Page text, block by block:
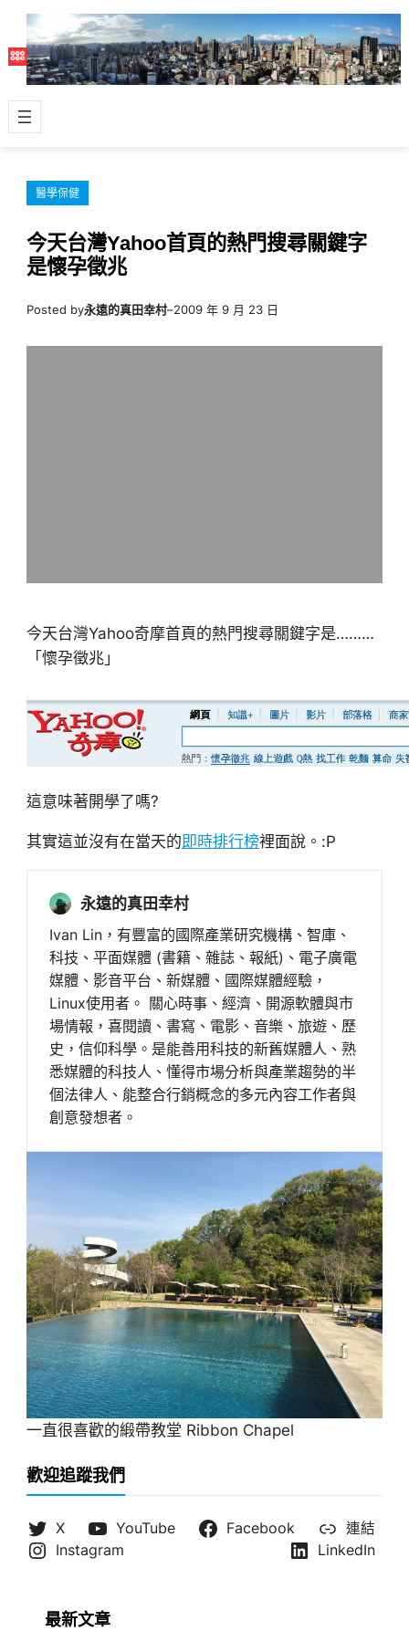
主
容
醫學保健
今天台灣Yahoo首頁的熱門搜尋關鍵字
是懷孕徵兆
Posted by永遠的真田幸村–2009 年 9 月 23 日
今天台灣Yahoo奇摩首頁的熱門搜尋關鍵字是………
「懷孕徵兆」
這意味著開學了嗎?
其實這並沒有在當天的 即時排行榜裡面說。:P
永遠的真田幸村
Ivan Lin，有豐富的國際產業研究機構、智庫、
科技、平面媒體 (書籍、雜誌、報紙)、電子廣電
媒體、影音平台、新媒體、國際媒體經驗，
Linux使用者。 關心時事、經濟、開源軟體與市
場情報，喜閱讀、書寫、電影、音樂、旅遊、歷
史，信仰科學。是能善用科技的新舊媒體人、熟
悉媒體的科技人、懂得市場分析與產業趨勢的半
個法律人、能整合行銷概念的多元內容工作者與
創意發想者。
一直很喜歡的緞帶教堂 Ribbon Chapel
歡迎追蹤我們
X YouTube Facebook
連結
Instagram
LinkedIn
最新文章